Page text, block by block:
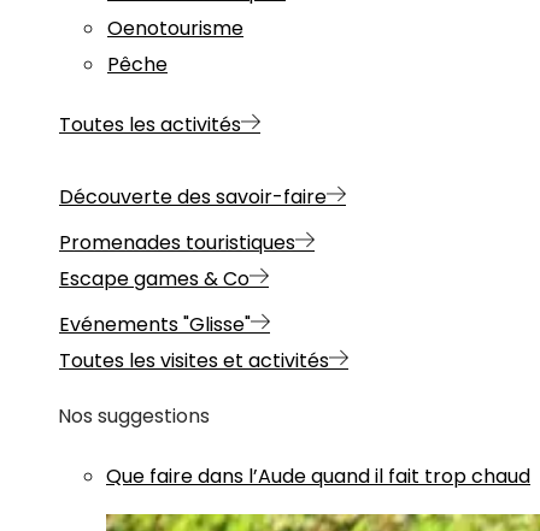
Oenotourisme
Pêche
Toutes les activités
Découverte des savoir-faire
Promenades touristiques
Escape games & Co
Evénements "Glisse"
Toutes les visites et activités
Nos suggestions
Que faire dans l’Aude quand il fait trop chaud